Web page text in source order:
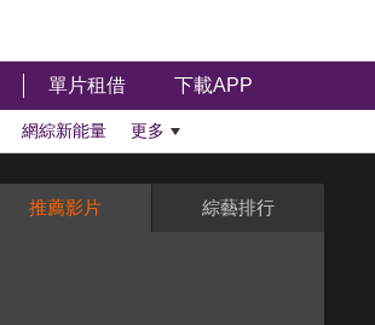
單片租借 下載APP
網綜新能量 更多
推薦影片 綜藝排行